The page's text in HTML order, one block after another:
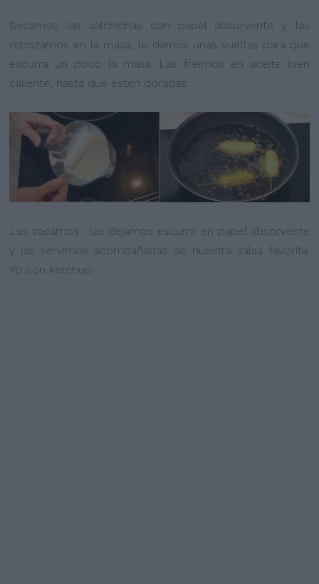
Secamos las salchichas con papel absorvente y las
rebozamos en la masa, le damos unas vueltas para que
escurra un poco la masa. Las freímos en aceite bien
caliente, hasta que estén doradas.
Las sacamos , las dejamos escurrir en papel absorvente
y las servimos acompañadas de nuestra salsa favorita.
Yo con ketchup.